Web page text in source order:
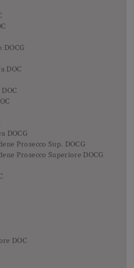
DOC
DOCG
Prosecco Sup. DOCG
Prosecco Superiore DOCG
DOC